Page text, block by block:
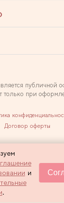
— 2026 Sewclub
публичной
только при
Договор оферты
и
.